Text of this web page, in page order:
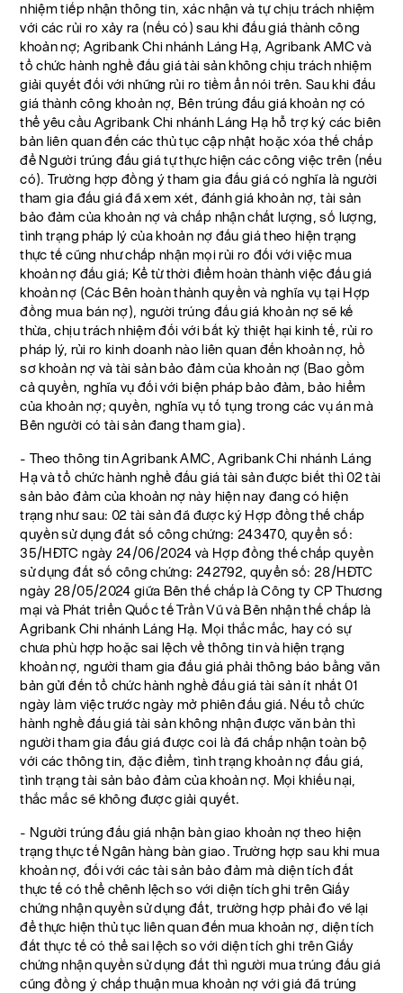
nhiệm tiếp nhận thông tin, xác nhận và tự chịu trách nhiệm
với các rủi ro xảy ra (nếu có) sau khi đấu giá thành công
khoản nợ; Agribank Chi nhánh Láng Hạ, Agribank AMC và
tổ chức hành nghề đấu giá tài sản không chịu trách nhiệm
giải quyết đối với những rủi ro tiềm ẩn nói trên. Sau khi đấu
giá thành công khoản nợ, Bên trúng đấu giá khoản nợ có
thể yêu cầu Agribank Chi nhánh Láng Hạ hỗ trợ ký các biên
bản liên quan đến các thủ tục cập nhật hoặc xóa thế chấp
để Người trúng đấu giá tự thực hiện các công việc trên (nếu
có). Trường hợp đồng ý tham gia đấu giá có nghĩa là người
tham gia đấu giá đã xem xét, đánh giá khoản nợ, tài sản
bảo đảm của khoản nợ và chấp nhận chất lượng, số lượng,
tình trạng pháp lý của khoản nợ đấu giá theo hiện trạng
thực tế cũng như chấp nhận mọi rủi ro đối với việc mua
khoản nợ đấu giá; Kể từ thời điểm hoàn thành việc đấu giá
khoản nợ (Các Bên hoàn thành quyền và nghĩa vụ tại Hợp
đồng mua bán nợ), người trúng đấu giá khoản nợ sẽ kế
thừa, chịu trách nhiệm đối với bất kỳ thiệt hại kinh tế, rủi ro
pháp lý, rủi ro kinh doanh nào liên quan đến khoản nợ, hồ
sơ khoản nợ và tài sản bảo đảm của khoản nợ (Bao gồm
cả quyền, nghĩa vụ đối với biện pháp bảo đảm, bảo hiểm
của khoản nợ; quyền, nghĩa vụ tố tụng trong các vụ án mà
Bên người có tài sản đang tham gia).
- Theo thông tin Agribank AMC, Agribank Chi nhánh Láng
Hạ và tổ chức hành nghề đấu giá tài sản được biết thì 02 tài
sản bảo đảm của khoản nợ này hiện nay đang có hiện
trạng như sau: 02 tài sản đã được ký Hợp đồng thế chấp
quyền sử dụng đất số công chứng: 243470, quyển số:
35/HĐTC ngày 24/06/2024 và Hợp đồng thế chấp quyền
sử dụng đất số công chứng: 242792, quyển số: 28/HĐTC
ngày 28/05/2024 giữa Bên thế chấp là Công ty CP Thương
mại và Phát triển Quốc tế Trần Vũ và Bên nhận thế chấp là
Agribank Chi nhánh Láng Hạ. Mọi thắc mắc, hay có sự
chưa phù hợp hoặc sai lệch về thông tin và hiện trạng
khoản nợ, người tham gia đấu giá phải thông báo bằng văn
bản gửi đến tổ chức hành nghề đấu giá tài sản ít nhất 01
ngày làm việc trước ngày mở phiên đấu giá. Nếu tổ chức
hành nghề đấu giá tài sản không nhận được văn bản thì
người tham gia đấu giá được coi là đã chấp nhận toàn bộ
với các thông tin, đặc điểm, tình trạng khoản nợ đấu giá,
tình trạng tài sản bảo đảm của khoản nợ. Mọi khiếu nại,
thắc mắc sẽ không được giải quyết.
- Người trúng đấu giá nhận bàn giao khoản nợ theo hiện
trạng thực tế Ngân hàng bàn giao. Trường hợp sau khi mua
khoản nợ, đối với các tài sản bảo đảm mà diện tích đất
thực tế có thể chênh lệch so với diện tích ghi trên Giấy
chứng nhận quyền sử dụng đất, trường hợp phải đo vẽ lại
để thực hiện thủ tục liên quan đến mua khoản nợ, diện tích
đất thực tế có thể sai lệch so với diện tích ghi trên Giấy
chứng nhận quyền sử dụng đất thì người mua trúng đấu giá
cũng đồng ý chấp thuận mua khoản nợ với giá đã trúng